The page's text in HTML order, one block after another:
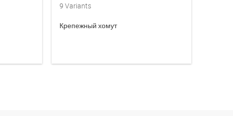
9 Variants
Крепежный хомут